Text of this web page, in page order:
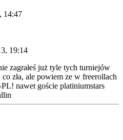
14:47
19:14
zagrałeś już tyle tych turniejów
zła, ale powiem ze w freerollach
nawet goście platiniumstars